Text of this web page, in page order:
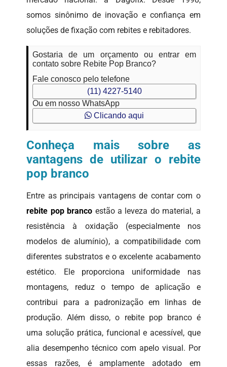
somos sinônimo de inovação e confiança em
soluções de fixação com rebites e rebitadores.
Gostaria de um orçamento ou entrar em
contato sobre Rebite Pop Branco?
Fale conosco pelo telefone
(11) 4227-5140
Ou em nosso WhatsApp
Clicando aqui
Conheça mais sobre as
vantagens de utilizar o rebite
pop branco
Entre as principais vantagens de contar com o
rebite pop branco estão a leveza do material, a
resistência à oxidação (especialmente nos
modelos de alumínio), a compatibilidade com
diferentes substratos e o excelente acabamento
estético. Ele proporciona uniformidade nas
montagens, reduz o tempo de aplicação e
contribui para a padronização em linhas de
produção. Além disso, o rebite pop branco é
uma solução prática, funcional e acessível, que
alia desempenho técnico com apelo visual. Por
essas razões, é amplamente adotado em